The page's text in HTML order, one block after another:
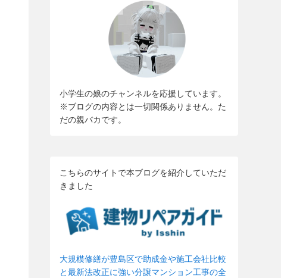
小学生の娘のチャンネルを応援しています。
※ブログの内容とは一切関係ありません。た
だの親バカです。
こちらのサイトで本ブログを紹介していただ
きました
大規模修繕が豊島区で助成金や施工会社比較
と最新法改正に強い分譲マンション工事の全